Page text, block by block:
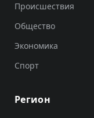
Происшествия
Общество
Экономика
Спорт
Регион